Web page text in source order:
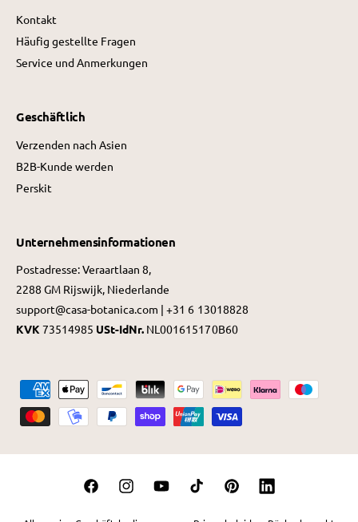
Kontakt
Häufig gestellte Fragen
Service und Anmerkungen
Geschäftlich
Verzenden nach Asien
B2B-Kunde werden
Perskit
Unternehmensinformationen
Postadresse: Veraartlaan 8,
2288 GM Rijswijk, Niederlande
support@casa-botanica.com | +31 6 13018828
KVK73514985 USt-IdNr. NL001615170B60
a
l
F
I
n
Y
T
P
i
L